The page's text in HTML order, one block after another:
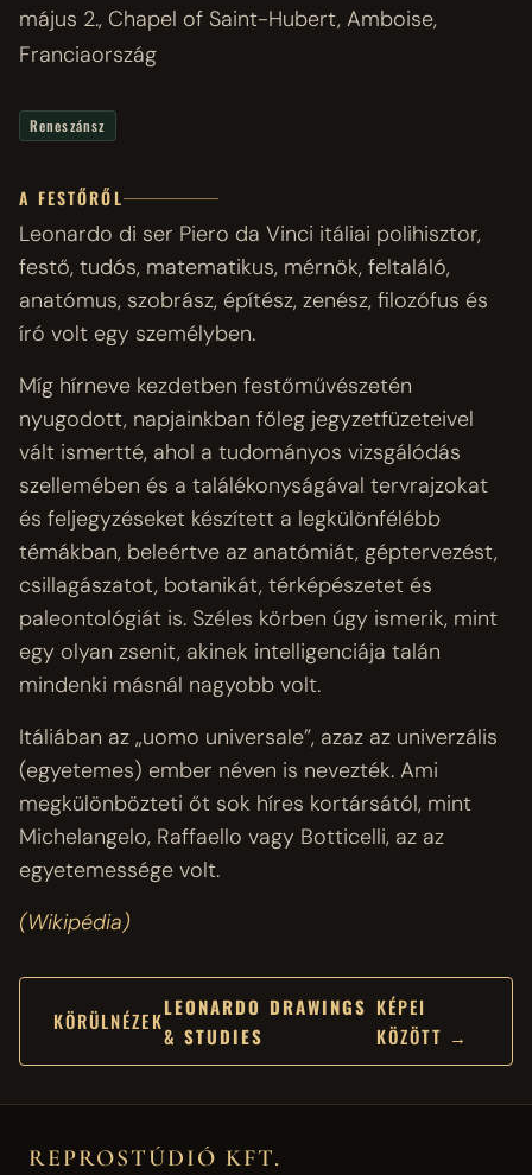
május 2., Chapel of Saint-Hubert, Amboise,
Franciaország
Reneszánsz
A FESTŐRŐL
Leonardo di ser Piero da Vinci itáliai polihisztor,
festő, tudós, matematikus, mérnök, feltaláló,
anatómus, szobrász, építész, zenész, filozófus és
író volt egy személyben.
Míg hírneve kezdetben festőművészetén
nyugodott, napjainkban főleg jegyzetfüzeteivel
vált ismertté, ahol a tudományos vizsgálódás
szellemében és a találékonyságával tervrajzokat
és feljegyzéseket készített a legkülönfélébb
témákban, beleértve az anatómiát, géptervezést,
csillagászatot, botanikát, térképészetet és
paleontológiát is. Széles körben úgy ismerik, mint
egy olyan zsenit, akinek intelligenciája talán
mindenki másnál nagyobb volt.
Itáliában az „uomo universale”, azaz az univerzális
(egyetemes) ember néven is nevezték. Ami
megkülönbözteti őt sok híres kortársától, mint
Michelangelo, Raffaello vagy Botticelli, az az
egyetemessége volt.
(Wikipédia)
KÖRÜLNÉZEK
LEONARDO DRAWINGS
& STUDIES
KÉPEI
KÖZÖTT →
REPROSTÚDIÓ KFT.